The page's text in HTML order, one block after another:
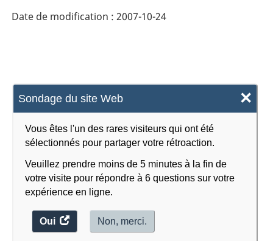
Sondage du site Web ×
Vous êtes l'un des rares visiteurs qui ont été
sélectionnés pour partager votre rétroaction.
Veuillez prendre moins de 5 minutes à la fin de
votre visite pour répondre à 6 questions sur votre
expérience en ligne.
Oui
accéder
au
Non, merci.
Date de modification : 2007-10-24